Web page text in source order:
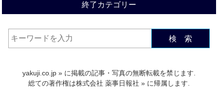
終了カテゴリー
検 索
yakuji.co.jp » に掲載の記事・写真の無断転載を禁じます.
総ての著作権は株式会社 薬事日報社 » に帰属します.